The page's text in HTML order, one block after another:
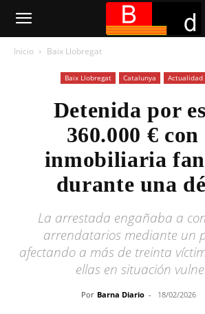
Inicio Baix Llobregat
Baix Llobregat Catalunya Actualidad
Detenida por
360.000 €
inmobiliaria
durante una
La arrestada engañaba a
arrendatarios mediante un
afectando a más de treinta
ellas en situación
Por Barna Diario - 18/02/2026